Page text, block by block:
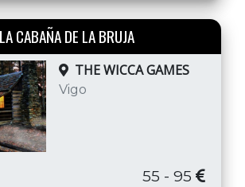
LA CABAÑA DE LA BRUJA
THE WICCA GAMES
Vigo
55 - 95